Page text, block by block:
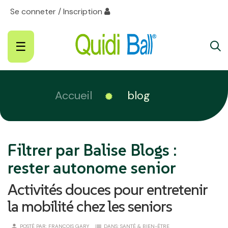
Se conneter / Inscription
Basculer
la
☰
Accueil blog
Filtrer par Balise Blogs :
rester autonome senior
Activités douces pour entretenir
la mobilité chez les seniors
POSTÉ PAR: FRANÇOIS GARY DANS: SANTÉ & BIEN-ÊTRE